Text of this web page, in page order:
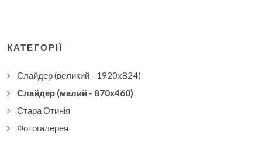
Фото не знайдено
КАТЕГОРІЇ
Слайдер (великий - 1920x824)
Слайдер (малий - 870x460)
Стара Отинія
Фотогалерея